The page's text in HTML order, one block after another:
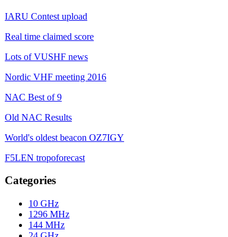
IARU Contest upload
Real time claimed score
Lots of VUSHF news
Nordic VHF meeting 2016
NAC Best of 9
Old NAC Results
World's oldest beacon OZ7IGY
F5LEN tropoforecast
Categories
10 GHz
1296 MHz
144 MHz